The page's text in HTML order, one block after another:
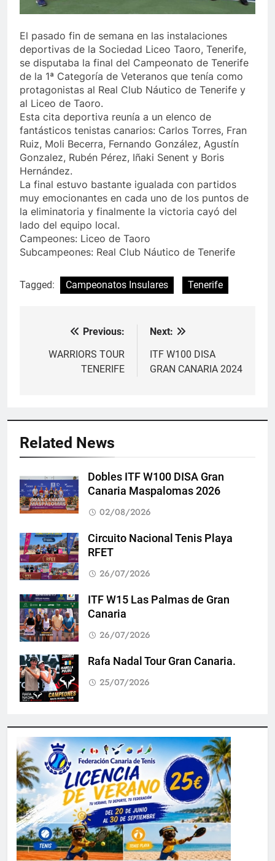
El pasado fin de semana en las instalaciones
deportivas de la Sociedad Liceo Taoro, Tenerife,
se disputaba la final del Campeonato de Tenerife
de la 1ª Categoría de Veteranos que tenía como
protagonistas al Real Club Náutico de Tenerife y
al Liceo de Taoro.
Esta cita deportiva reunía a un elenco de
fantásticos tenistas canarios: Carlos Torres, Fran
Ruiz, Moli Becerra, Fernando González, Agustín
Gonzalez, Rubén Pérez, Iñaki Senent y Boris
Hernández.
La final estuvo bastante igualada con partidos
muy emocionantes en cada uno de los puntos de
la eliminatoria y finalmente la victoria cayó del
lado del equipo local.
Campeones: Liceo de Taoro
Subcampeones: Real Club Náutico de Tenerife
Tagged: Campeonatos Insulares Tenerife
Navegación
Previous:
WARRIORS TOUR
TENERIFE
Next:
ITF W100 DISA
GRAN CANARIA 2024
Related News
Dobles ITF W100 DISA Gran
Canaria Maspalomas 2026
02/08/2026
Circuito Nacional Tenis Playa
RFET
26/07/2026
ITF W15 Las Palmas de Gran
Canaria
26/07/2026
Rafa Nadal Tour Gran Canaria.
25/07/2026